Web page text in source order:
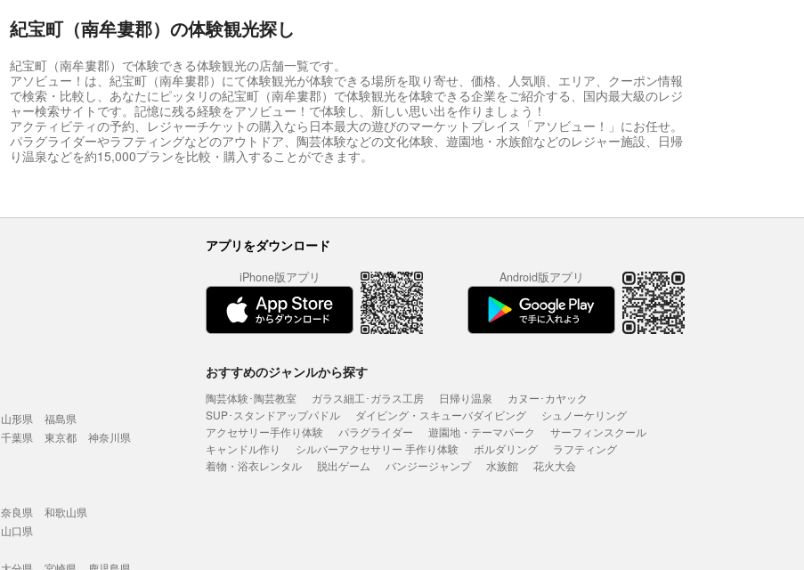
紀宝町（南牟婁郡）の体験観光探し
紀宝町（南牟婁郡）で体験できる体験観光の店舗一覧です。
アソビュー！は、紀宝町（南牟婁郡）にて体験観光が体験できる場所を取り寄せ、価格、人気順、エリア、クーポン情報
で検索・比較し、あなたにピッタリの紀宝町（南牟婁郡）で体験観光を体験できる企業をご紹介する、国内最大級のレジ
ャー検索サイトです。記憶に残る経験をアソビュー！で体験し、新しい思い出を作りましょう！
アクティビティの予約、レジャーチケットの購入なら日本最大の遊びのマーケットプレイス「アソビュー！」にお任せ。
パラグライダーやラフティングなどのアウトドア、陶芸体験などの文化体験、遊園地・水族館などのレジャー施設、日帰
り温泉などを約15,000プランを比較・購入することができます。
アプリをダウンロード
iPhone版アプリ Android版アプリ
山形県
福島県
千葉県 東京都
神奈川県
奈良県
和歌山県
山口県
おすすめのジャンルから探す
陶芸体験･陶芸教室 ガラス細工･ガラス工房 日帰り温泉
カヌー･カヤック
SUP･スタンドアップパドル
ダイビング・スキューバダイビング
シュノーケリング
アクセサリー手作り体験
パラグライダー 遊園地・テーマパーク
サーフィンスクール
キャンドル作り
シルバーアクセサリー 手作り体験 ボルダリング
ラフティング
着物・浴衣レンタル
脱出ゲーム バンジージャンプ 水族館 花火大会